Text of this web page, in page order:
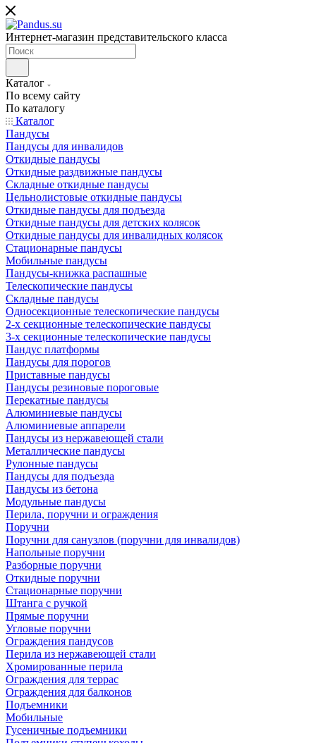
Интернет-магазин представительского класса
Каталог
По всему сайту
По каталогу
Каталог
Пандусы
Пандусы для инвалидов
Откидные пандусы
Откидные раздвижные пандусы
Складные откидные пандусы
Цельнолистовые откидные пандусы
Откидные пандусы для подъезда
Откидные пандусы для детских колясок
Откидные пандусы для инвалидных колясок
Стационарные пандусы
Мобильные пандусы
Пандусы-книжка распашные
Телескопические пандусы
Складные пандусы
Односекционные телескопические пандусы
2-х секционные телескопические пандусы
3-х секционные телескопические пандусы
Пандус платформы
Пандусы для порогов
Приставные пандусы
Пандусы резиновые пороговые
Перекатные пандусы
Алюминиевые пандусы
Алюминиевые аппарели
Пандусы из нержавеющей стали
Металлические пандусы
Рулонные пандусы
Пандусы для подъезда
Пандусы из бетона
Модульные пандусы
Перила, поручни и ограждения
Поручни
Поручни для санузлов (поручни для инвалидов)
Напольные поручни
Разборные поручни
Откидные поручни
Стационарные поручни
Штанга с ручкой
Прямые поручни
Угловые поручни
Ограждения пандусов
Перила из нержавеющей стали
Хромированные перила
Ограждения для террас
Ограждения для балконов
Подъемники
Мобильные
Гусеничные подъемники